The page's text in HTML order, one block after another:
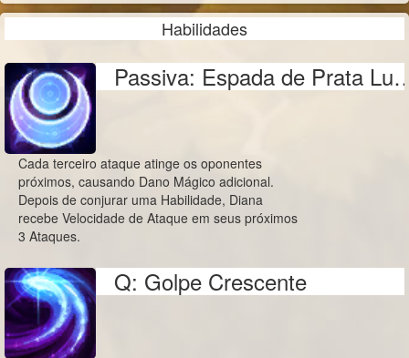
Habilidades
Passiva:
Cada terceiro ataque atinge os oponentes
próximos, causando Dano Mágico adicional.
Depois de conjurar uma Habilidade, Diana
recebe Velocidade de Ataque em seus próximos
3 Ataques.
Q: Golpe Crescente